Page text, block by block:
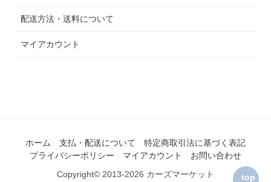
top
配送方法・送料について
マイアカウント
ホーム 支払・配送について
特定商取引法に基づく表記
プライバシーポリシー
マイアカウント
お問い合わせ
Copyright© 2013-2026 カーズマーケット